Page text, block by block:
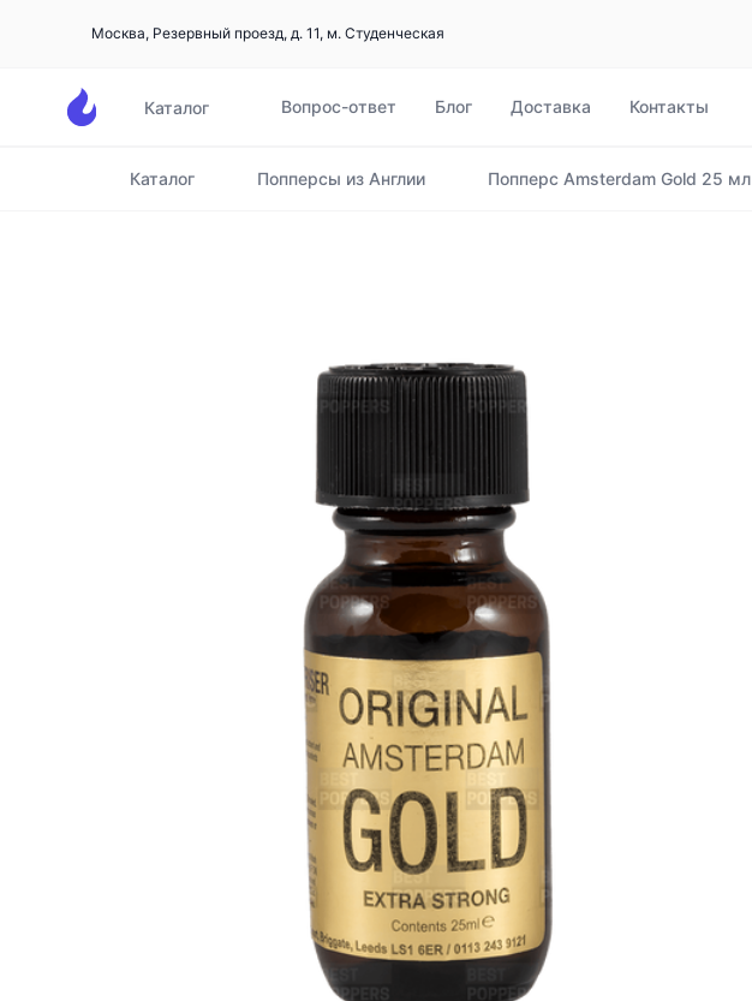
Москва, Резервный проезд, д. 11, м. Студенческая
Каталог Вопрос-ответ Блог Доставка Контакты
Главная
Каталог Попперсы из Англии Попперс Amsterdam Gold 25 мл